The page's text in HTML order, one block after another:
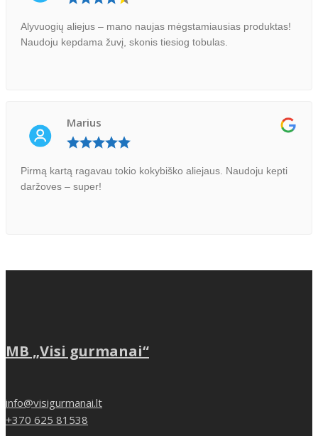
Alyvuogių aliejus – mano naujas mėgstamiausias produktas!
Naudoju kepdama žuvį, skonis tiesiog tobulas.
Marius
Pirmą kartą ragavau tokio kokybiško aliejaus. Naudoju kepti
daržoves – super!
MB „Visi gurmanai“
info@visigurmanai.lt
+370 625 81538